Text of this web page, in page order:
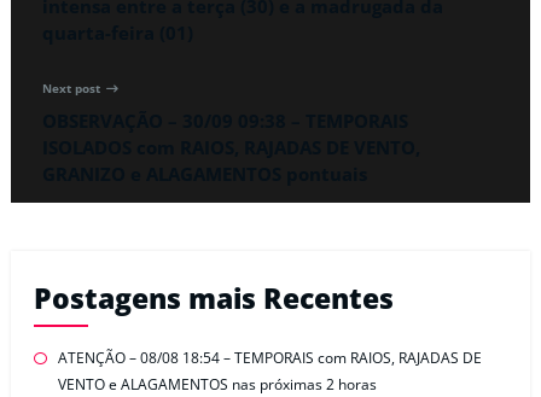
Next post
Postagens mais Recentes
ATENÇÃO – 08/08 18:54 – TEMPORAIS com RAIOS, RAJADAS DE
VENTO e ALAGAMENTOS nas próximas 2 horas